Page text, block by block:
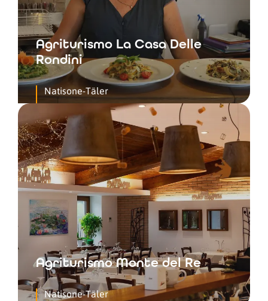
Agriturismo La Casa Delle
Rondini
Natisone-Täler
Agriturismo Monte del Re
Natisone-Täler